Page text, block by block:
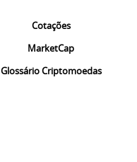
Cotações
MarketCap
Glossário Criptomoedas